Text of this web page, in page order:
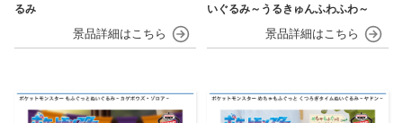
るみ
いぐるみ～うるきゅんふわふわ～